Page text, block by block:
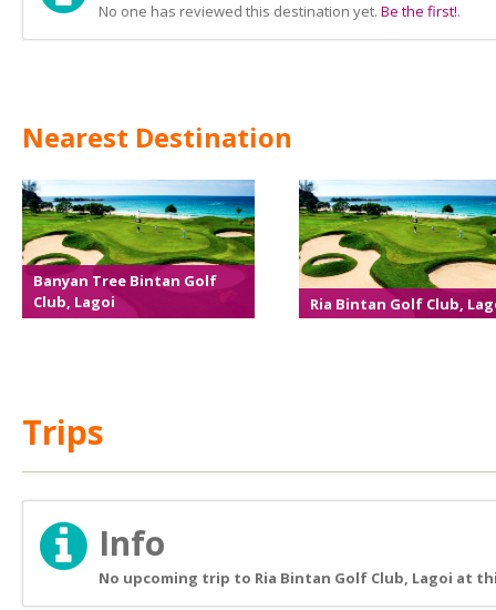
No one has reviewed this destination yet. Be the first!.
Nearest Destination
Banyan Tree Bintan Golf
Club, Lagoi
Ria Bintan Golf Club,
Trips
Info
No upcoming trip to Ria Bintan Golf Club, Lagoi at